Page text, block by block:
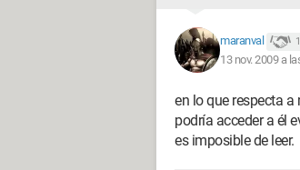
maranval
13 nov. 2009 a
en lo que respecta a
podría acceder a él
es imposible de leer.